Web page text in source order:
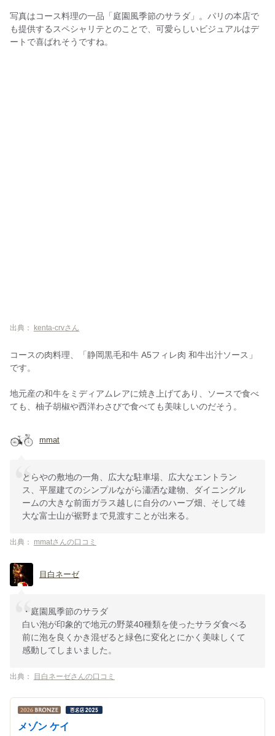
写真はコース料理の一品「庭園風季節のサラダ」。パリの本店で
も提供するスペシャリテとのことで、可愛らしいビジュアルはデ
ートで喜ばれそうですね。
出典： kenta-crvさん
コースの肉料理、「静岡黒毛和牛 A5フィレ肉 和牛出汁ソース」
です。
地元産の和牛をミディアムレアに焼き上げてあり、ソースで食べ
ても、柚子胡椒や西洋わさびで食べても美味しいのだそう。
mmat
とらやの敷地の一角、広大な駐車場、広大なエントラン
ス、平屋建てのシンプルながら瀟洒な建物、ダイニングル
ームの大きな前面ガラス越しに自分のハーブ畑、そして雄
大な富士山が裾野まで見渡すことが出来る。
出典： mmatさんの口コミ
目白ネーゼ
・庭園風季節のサラダ
白い泡が印象的で地元の野菜40種類を使ったサラダ食べる
前に泡を良くかき混ぜると緑色に変化とにかく美味しくて
感動してしまいました。
出典： 目白ネーゼさんの口コミ
メゾン ケイ